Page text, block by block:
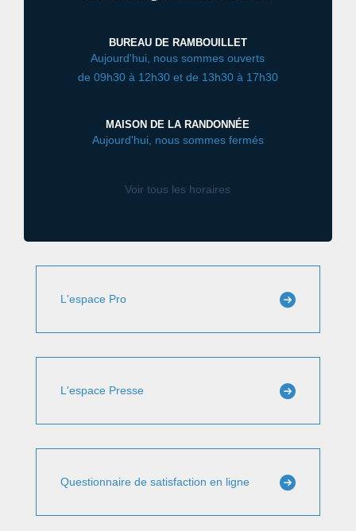
BUREAU DE RAMBOUILLET
Aujourd'hui, nous sommes ouverts
de 09h30 à 12h30 et de 13h30 à 17h30
MAISON DE LA RANDONNÉE
Aujourd'hui, nous sommes fermés
Voir tous les horaires
L'espace Pro
L'espace Presse
Questionnaire de satisfaction en ligne